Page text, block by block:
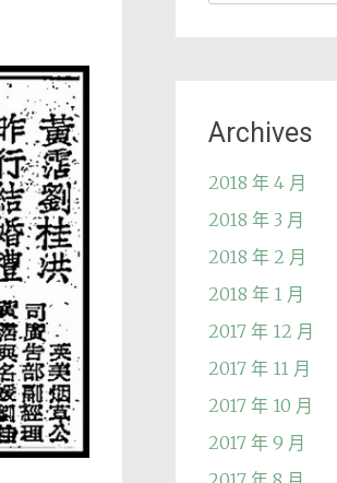
Archives
2018 年 4 月
2018 年 3 月
2018 年 2 月
2018 年 1 月
2017 年 12 月
2017 年 11 月
2017 年 10 月
2017 年 9 月